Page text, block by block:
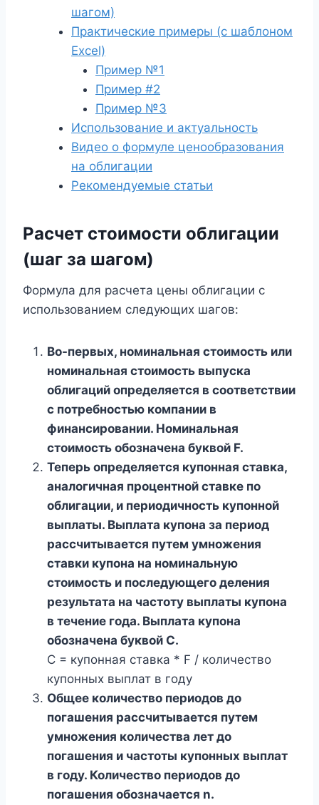
шагом)
Практические примеры (с шаблоном
Excel)
Пример №1
Пример #2
Пример №3
Использование и актуальность
Видео о формуле ценообразования
на облигации
Рекомендуемые статьи
Расчет стоимости облигации
(шаг за шагом)
Формула для расчета цены облигации с
использованием следующих шагов:
Во-первых, номинальная стоимость или
номинальная стоимость выпуска
облигаций определяется в соответствии
с потребностью компании в
финансировании. Номинальная
стоимость обозначена буквой F.
Теперь определяется купонная ставка,
аналогичная процентной ставке по
облигации, и периодичность купонной
выплаты. Выплата купона за период
рассчитывается путем умножения
ставки купона на номинальную
стоимость и последующего деления
результата на частоту выплаты купона
в течение года. Выплата купона
обозначена буквой C.
C = купонная ставка * F / количество
купонных выплат в году
Общее количество периодов до
погашения рассчитывается путем
умножения количества лет до
погашения и частоты купонных выплат
в году. Количество периодов до
погашения обозначается n.